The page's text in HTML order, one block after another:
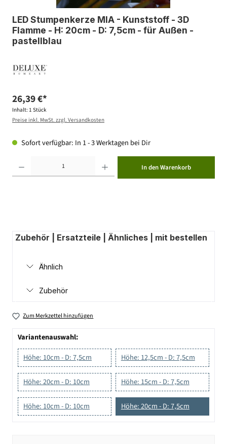
LED Stumpenkerze MIA - Kunststoff - 3D
Flamme - H: 20cm - D: 7,5cm - für Außen -
pastellblau
26,39 €*
Inhalt: 1 Stück
Preise inkl. MwSt. zzgl. Versandkosten
Sofort verfügbar: In 1 - 3 Werktagen bei Dir
In den Warenkorb
Zubehör | Ersatzteile | Ähnliches | mit bestellen
Ähnlich
Zubehör
Zum Merkzettel hinzufügen
Variantenauswahl:
Höhe: 10cm - D: 7,5cm
Höhe: 12,5cm - D: 7,5cm
Höhe: 20cm - D: 10cm Höhe: 15cm - D: 7,5cm
Höhe: 10cm - D: 10cm Höhe: 20cm - D: 7,5cm